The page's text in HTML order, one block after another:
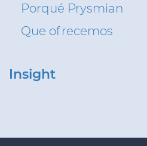
Porqué Prysmian
Que ofrecemos
Insight